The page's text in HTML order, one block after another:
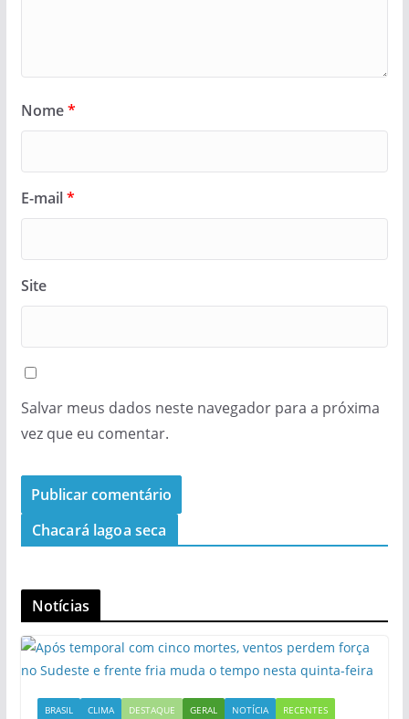
Nome*
E-mail*
Site
Salvar meus dados neste navegador para a próxima
vez que eu comentar.
Chacará lagoa seca
Notícias
BRASIL CLIMA DESTAQUE GERAL NOTÍCIA RECENTES